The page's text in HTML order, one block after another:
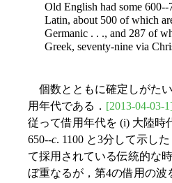
Old English had some
Latin, about 500 of which
Germanic . . ., and 287 of
Greek, seventy-nine via
個数とともに確定しがた
用年代である． [2013-04-03-
従って借用年代を (i) 大陸時
650--c. 1100 と3分して示し
て採用されている伝統的な
ぼ重なるが，第4の借用の波